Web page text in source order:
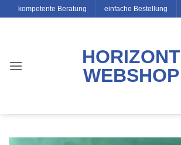
kompetente Beratung einfache Bestellung
HORIZONT
WEBSHOP